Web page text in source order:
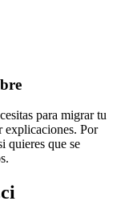
para migrar tu
explicaciones. Por
quieres que se